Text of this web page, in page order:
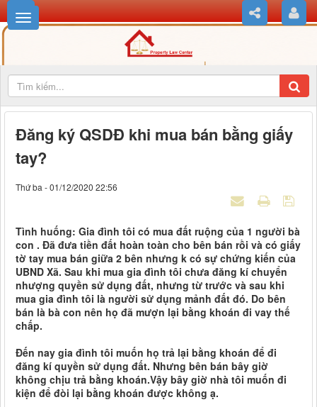
Đăng ký QSDĐ khi mua bán bằng giấy
tay?
Thứ ba - 01/12/2020 22:56
Tình huống: Gia đình tôi có mua đất ruộng của 1 người bà
con . Đã đưa tiền đất hoàn toàn cho bên bán rồi và có giấy
tờ tay mua bán giữa 2 bên nhưng k có sự chứng kiến của
UBND Xã. Sau khi mua gia đình tôi chưa đăng kí chuyển
nhượng quyền sử dụng đất, nhưng từ trước và sau khi
mua gia đình tôi là người sử dụng mảnh đất đó. Do bên
bán là bà con nên họ đã mượn lại bằng khoán đi vay thế
chấp.
Đến nay gia đình tôi muốn họ trả lại bằng khoán để đi
đăng kí quyền sử dụng đất. Nhưng bên bán bây giờ
không chịu trả bằng khoán.Vậy bây giờ nhà tôi muốn đi
kiện để đòi lại bằng khoán được không ạ.